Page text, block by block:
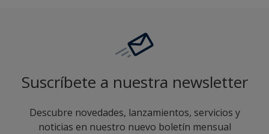
Suscríbete a nuestra newsletter
Descubre novedades, lanzamientos, servicios y
noticias en nuestro nuevo boletín mensual